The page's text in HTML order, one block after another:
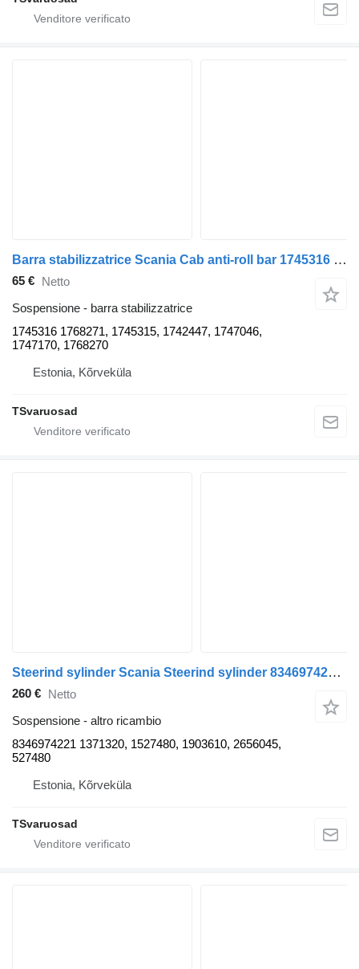
Barra stabilizzatrice Scania Cab anti-roll bar 1745316 per trattore stradale Scania P230
65 € Netto
Sospensione - barra stabilizzatrice
1745316 1768271, 1745315, 1742447, 1747046,
1747170, 1768270
Estonia, Kõrveküla
TSvaruosad
Steerind sylinder Scania Steerind sylinder 8346974221 per trattore stradale Scania P380
260 € Netto
Sospensione - altro ricambio
8346974221 1371320, 1527480, 1903610, 2656045,
527480
Estonia, Kõrveküla
TSvaruosad